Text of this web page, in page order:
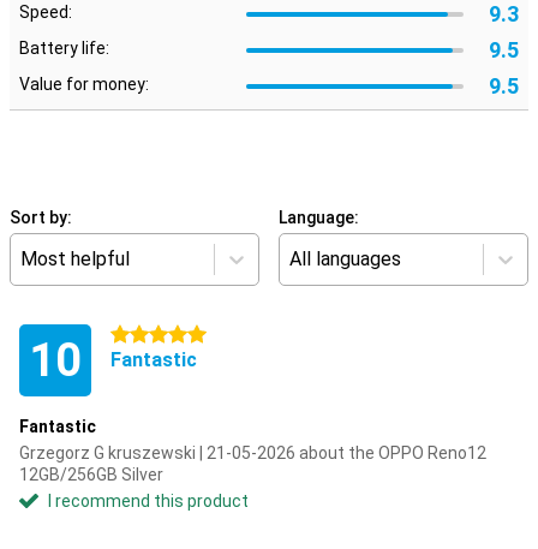
Speed: 9.3
Battery life: 9.5
Value for money: 9.5
Sort by:
Most helpful
Language:
All languages
10 5 stars
Fantastic
Fantastic
Grzegorz G kruszewski | 21-05-2026 about the OPPO Reno12
12GB/256GB Silver
I recommend this product